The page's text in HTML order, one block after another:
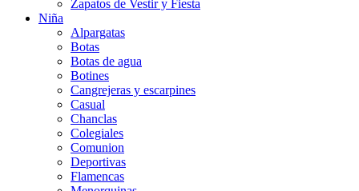
Zapatos de Vestir y Fiesta
Niña
Alpargatas
Botas
Botas de agua
Botines
Cangrejeras y escarpines
Casual
Chanclas
Colegiales
Comunion
Deportivas
Flamencas